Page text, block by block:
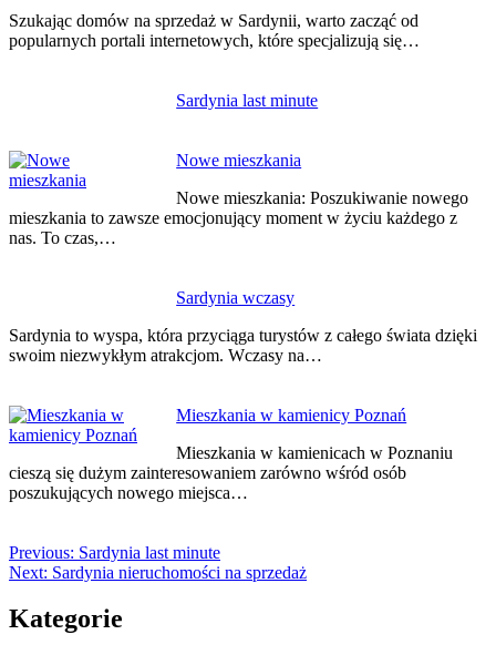
Szukając domów na sprzedaż w Sardynii, warto zacząć od
popularnych portali internetowych, które specjalizują się…
Sardynia last minute
Nowe mieszkania
Nowe mieszkania: Poszukiwanie nowego
mieszkania to zawsze emocjonujący moment w życiu każdego z
nas. To czas,…
Sardynia wczasy
Sardynia to wyspa, która przyciąga turystów z całego świata dzięki
swoim niezwykłym atrakcjom. Wczasy na…
Mieszkania w kamienicy Poznań
Mieszkania w kamienicach w Poznaniu
cieszą się dużym zainteresowaniem zarówno wśród osób
poszukujących nowego miejsca…
wpisu
Previous: Sardynia last minute
Next: Sardynia nieruchomości na sprzedaż
Kategorie